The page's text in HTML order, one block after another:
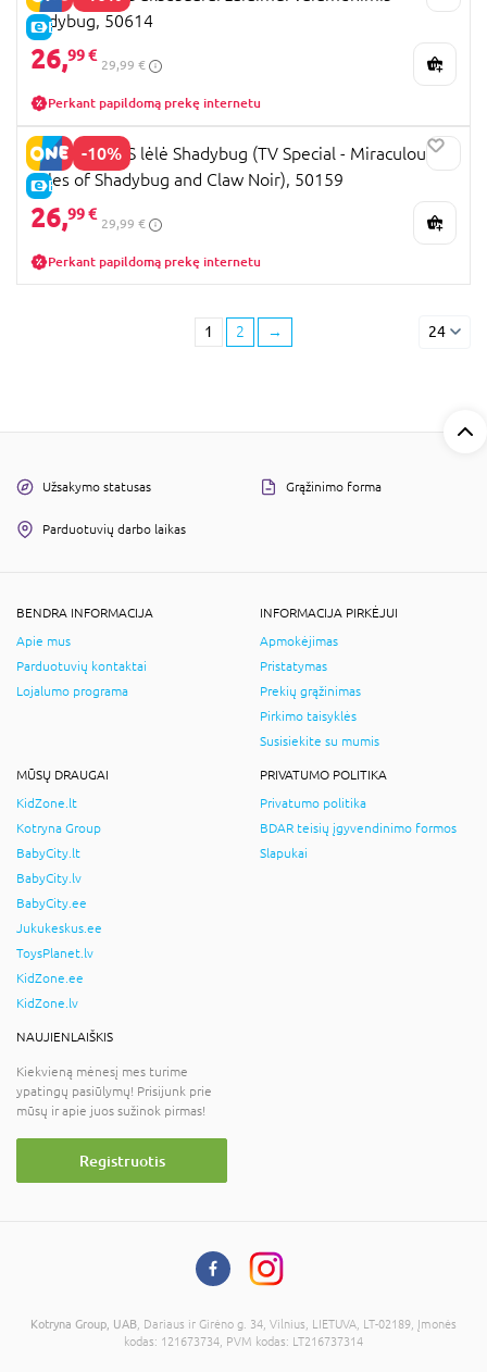
E-KAINA
Ladybug, 50614
26,99 €
29,99 €
Perkant papildomą prekę internetu
-10%
E-KAINA
MIRACULOUS lėlė Shadybug (TV Special - Miraculous
Tales of Shadybug and Claw Noir), 50159
26,99 €
29,99 €
Perkant papildomą prekę internetu
1 2 → 24
Užsakymo statusas Grąžinimo forma
Parduotuvių darbo laikas
BENDRA INFORMACIJA
Apie mus
Parduotuvių kontaktai
Lojalumo programa
INFORMACIJA PIRKĖJUI
Apmokėjimas
Pristatymas
Prekių grąžinimas
Pirkimo taisyklės
Susisiekite su mumis
MŪSŲ DRAUGAI
KidZone.lt
Kotryna Group
BabyCity.lt
BabyCity.lv
BabyCity.ee
Jukukeskus.ee
ToysPlanet.lv
KidZone.ee
KidZone.lv
PRIVATUMO POLITIKA
Privatumo politika
BDAR teisių įgyvendinimo formos
Slapukai
NAUJIENLAIŠKIS
Kiekvieną mėnesį mes turime
ypatingų pasiūlymų! Prisijunk prie
mūsų ir apie juos sužinok pirmas!
Registruotis
Kotryna Group, UAB , Dariaus ir Girėno g. 34, Vilnius, LIETUVA, LT-02189, Įmonės
kodas: 121673734, PVM kodas: LT216737314